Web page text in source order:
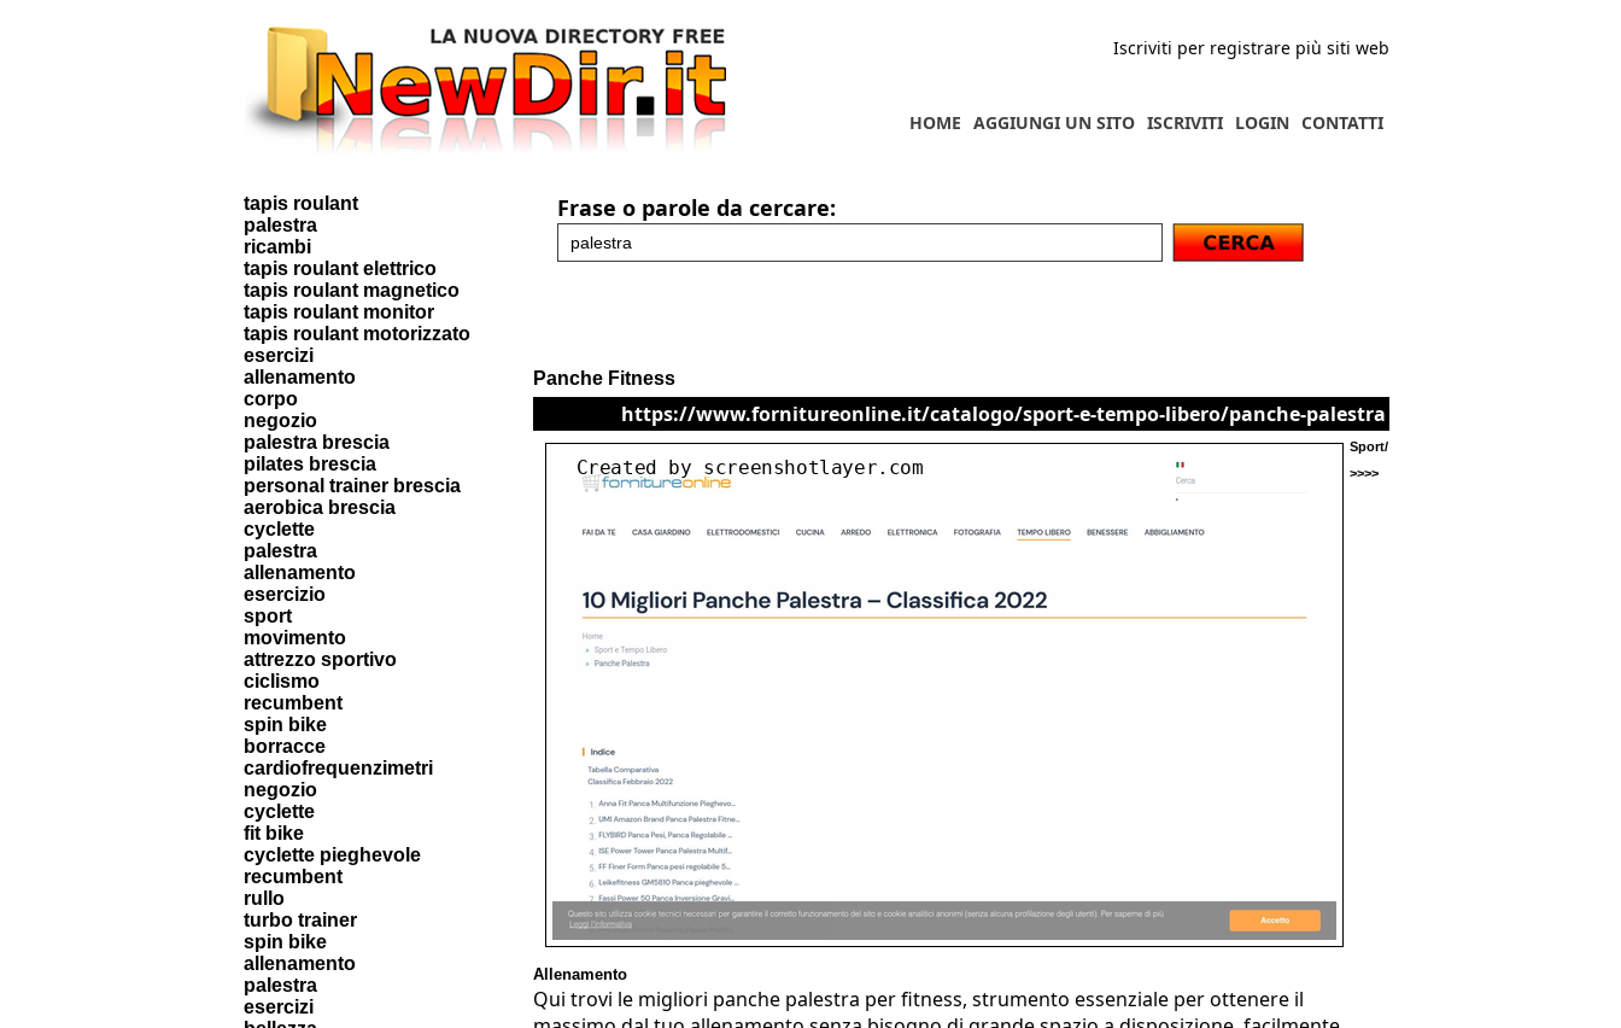
Iscriviti per registrare più siti web
CONTATTI
LOGIN
ISCRIVITI
AGGIUNGI UN SITO
HOME
tapis roulant
palestra
ricambi
tapis roulant elettrico
tapis roulant magnetico
tapis roulant monitor
tapis roulant motorizzato
esercizi
allenamento
corpo
negozio
palestra brescia
pilates brescia
personal trainer brescia
aerobica brescia
cyclette
palestra
allenamento
esercizio
sport
movimento
attrezzo sportivo
ciclismo
recumbent
spin bike
borracce
cardiofrequenzimetri
negozio
cyclette
fit bike
cyclette pieghevole
recumbent
rullo
turbo trainer
spin bike
allenamento
palestra
esercizi
Frase o parole da cercare:
Panche Fitness
https://www.fornitureonline.it/catalogo/sport-e-tempo-libero/panche-palestra
Sport/
>>>>
Allenamento
Qui trovi le migliori panche palestra per fitness, strumento essenziale per ottenere il